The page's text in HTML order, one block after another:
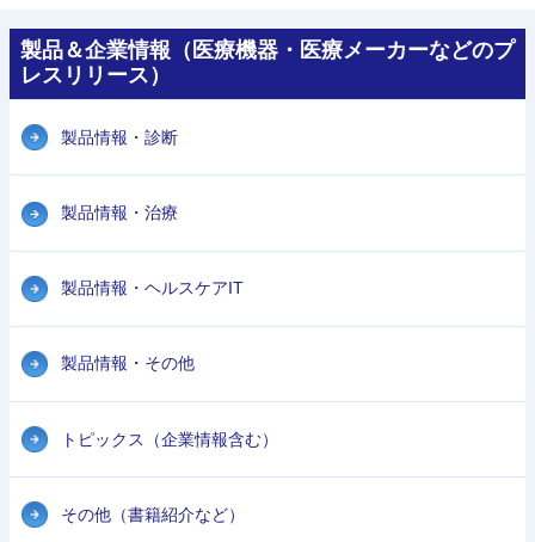
製品＆企業情報（医療機器・医療メーカーなどのプ
レスリリース）
製品情報・診断
製品情報・治療
製品情報・ヘルスケアIT
製品情報・その他
トピックス（企業情報含む）
その他（書籍紹介など）